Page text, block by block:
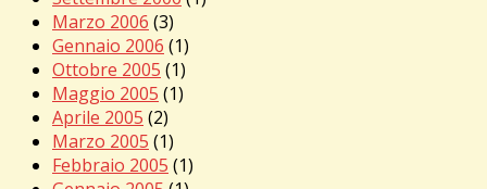
Marzo 2006 (3)
Gennaio 2006 (1)
Ottobre 2005 (1)
Maggio 2005 (1)
Aprile 2005 (2)
Marzo 2005 (1)
Febbraio 2005 (1)